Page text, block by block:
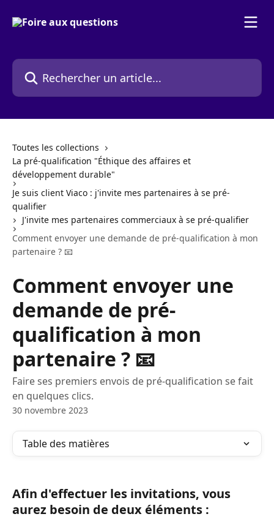
Rechercher un article...
Toutes les collections
La pré-qualification "Éthique des affaires et
développement durable"
Je suis client Viaco : j'invite mes partenaires à se pré-
qualifier
J'invite mes partenaires commerciaux à se pré-qualifier
Comment envoyer une demande de pré-qualification à mon
partenaire ? 📧
Comment envoyer une
demande de pré-
qualification à mon
partenaire ? 📧
Faire ses premiers envois de pré-qualification se fait
en quelques clics.
30 novembre 2023
Table des matières
Afin d'effectuer les invitations, vous
aurez besoin de deux éléments :